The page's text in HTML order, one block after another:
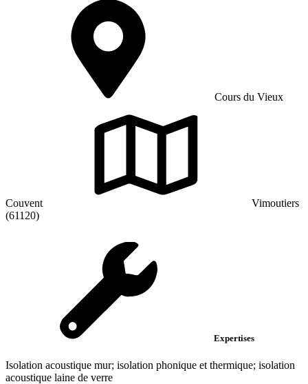
Cours du Vieux
Couvent
Vimoutiers
(61120)
Expertises
Isolation acoustique mur; isolation phonique et thermique; isolation
acoustique laine de verre